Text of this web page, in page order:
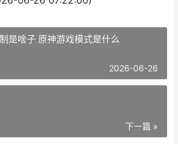
是啥子 原神游戏模式是什么
2026-06-26
下一篇 »